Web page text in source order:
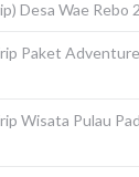
Desa Wae Rebo
Paket
Wisata Pulau